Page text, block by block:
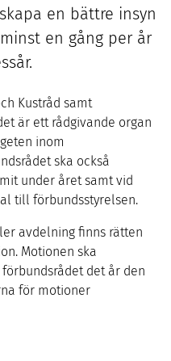
en bättre insyn
en gång per år
Kustråd samt
är ett rådgivande organ
inom
ska också
under året samt vid
till förbundsstyrelsen.
avdelning finns rätten
Motionen ska
det år den
för motioner